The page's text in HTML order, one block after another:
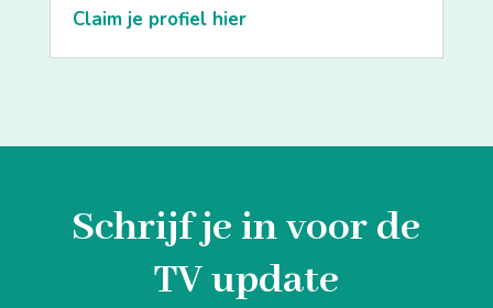
Claim je profiel hier
Schrijf je in voor de
TV update